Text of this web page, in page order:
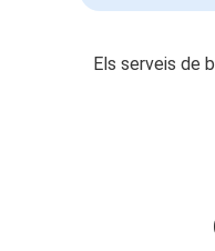
Els serveis de